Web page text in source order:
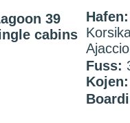
39
cabins
Hafen:
Ajaccio
Fuss: